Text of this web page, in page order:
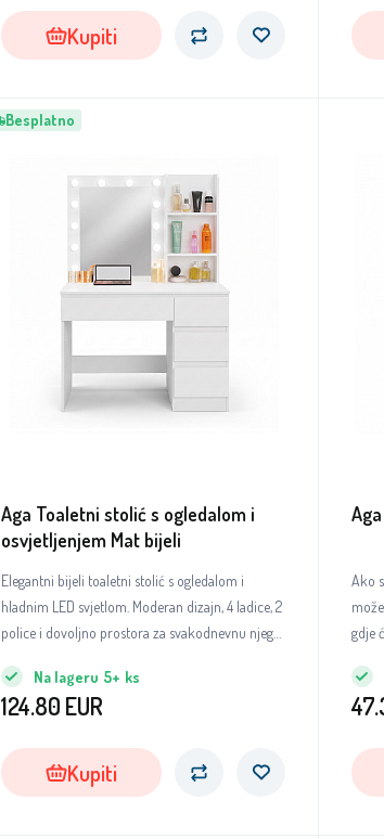
Kupiti
Besplatno
Aga Toaletni stolić s ogledalom i
osvjetljenjem Mat bijeli
Elegantni bijeli toaletni stolić s ogledalom i
hladnim LED svjetlom. Moderan dizajn, 4 ladice, 2
police i dovoljno prostora za svakodnevnu njegu
Na lageru 5+ ks
124.80 EUR
Kupiti
Ako
gdje